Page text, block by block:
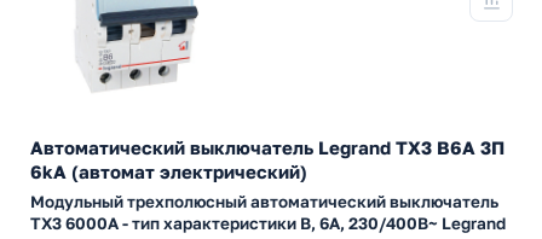
Автоматический выключатель Legrand TX3 B6A 3П
6kA (автомат электрический)
Модульный трехполюсный автоматический выключатель
TX3 6000А - тип характеристики B, 6А, 230/400В~ Legrand